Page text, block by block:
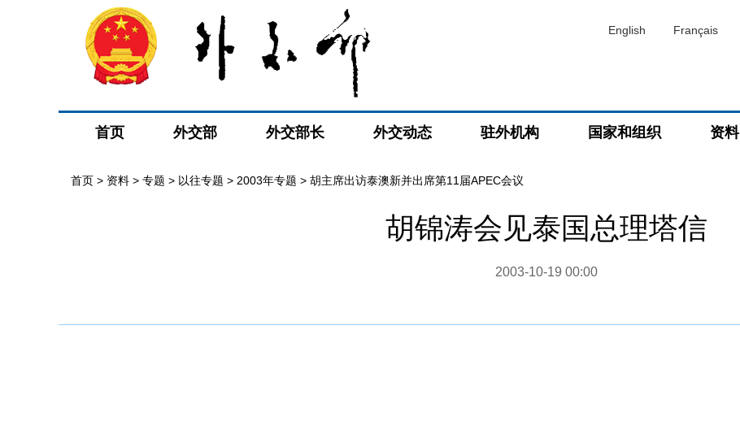
English Français
首页 外交部 外交部长 外交动态 驻外机构 国家和组织 资料
首页 > 资料 > 专题 > 以往专题 > 2003年专题 > 胡主席出访泰澳新并出席第11届APEC会议
胡锦涛会见泰国总理塔信
2003-10-19 00:00